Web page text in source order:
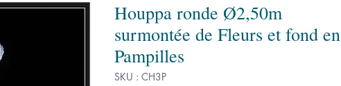
Houppa ronde Ø2,50m
surmontée de Fleurs et fond en
Pampilles
SKU : CH3P